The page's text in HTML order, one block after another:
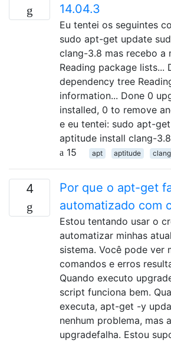
14.04.3
Eu tentei os seguintes
sudo apt-get update
clang-3.8 mas recebo a
Reading package lists...
dependency tree
information... Done 0
installed, 0 to remove
e eu tentei: sudo apt-
aptitude install clang-
15
apt aptitude clang
4
Por que o apt-get
automatizado com
Estou tentando usar o
automatizar minhas
sistema. Você pode ver
comandos e erros
Quando executo
script funciona bem.
executa, apt-get -y
nenhum problema, mas
upgradefalha. Estou